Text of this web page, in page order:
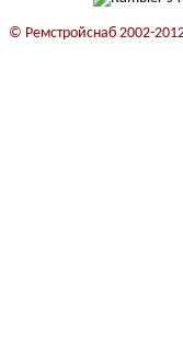
© Ремстройснаб 2002-